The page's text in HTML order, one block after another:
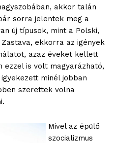
akkor talán
sorra jelentek meg a
új típusok, mint a Polski,
ekkorra az igények
azaz éveket kellett
ezzel is volt magyarázható,
minél jobban
szerettek volna
Mivel az épülő
szocializmus